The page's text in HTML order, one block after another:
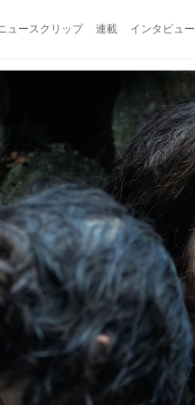
ュースクリップ 連載 インタビュー